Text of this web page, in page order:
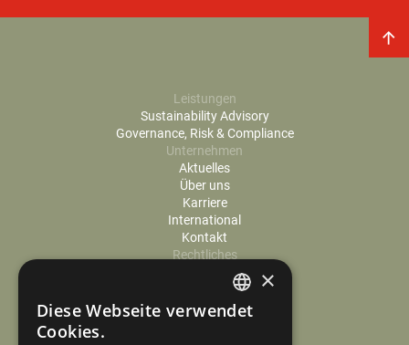
Leistungen
Sustainability Advisory
Governance, Risk & Compliance
Unternehmen
Aktuelles
Über uns
Karriere
International
Kontakt
Rechtliches
Cookie-Einstellungen
Datenschutz
Impressum
GERMAN
×
Diese Webseite verwendet
Cookies.